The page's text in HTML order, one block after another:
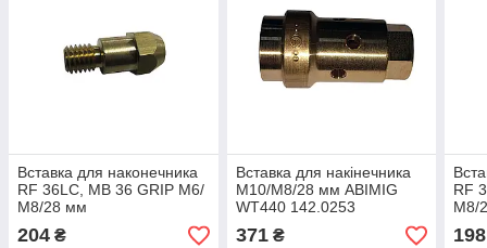
Вставка для наконечника
RF 36LC, MB 36 GRIP M6/
М8/28 мм
204 ₴
Вставка для накінечника
M10/M8/28 мм ABIMIG
WT440 142.0253
371₴
RF
М8/
198